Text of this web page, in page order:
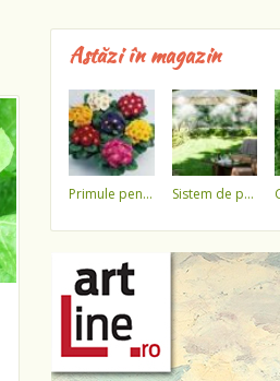
Astăzi în magazin
primule pentru 1 martie 3,5 lei / ghiveci !!!! sistem de pulverizare a apei